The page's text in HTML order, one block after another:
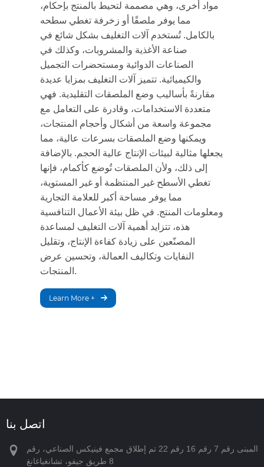
مواد أخرى، وهي مصممة لتحيط بالمنتج بإحكام،
مما يوفر ملصقًا أو زخرفة تغطي سطحه
بالكامل. تُستخدم آلات التغليف بشكل شائع في
صناعة الأغذية والمشروبات، وكذلك في
الصناعات الدوائية ومستحضرات التجميل
والكيميائية. تتميز آلات التغليف بمزايا عديدة
مقارنةً بأساليب وضع الملصقات التقليدية. فهي
متعددة الاستخدامات، وقادرة على التعامل مع
مجموعة واسعة من أشكال وأحجام المنتجات،
ويمكنها وضع الملصقات بسرعات عالية، مما
يجعلها مثالية لبيئات الإنتاج عالية الحجم. بالإضافة
إلى ذلك، ولأن الملصقات تُوضع كأكمام، فإنها
تغطي الأسطح غير المنتظمة أو غير المستوية،
مما يوفر مساحة أكبر للعلامة التجارية
ومعلومات المنتج. في ظل بيئة الأعمال التنافسية
هذه، تتزايد أهمية آلات التغليف لمساعدة
المصنّعين على زيادة كفاءة الإنتاج، وتقليل
النفايات وتكاليف العمالة، وتحسين عرض
المنتجات.
Learn More +
اتصل بنا
المبنى رقم 7 رقم 16 رقم 22 تم إطلاق مجمع فينيكس الصناعي، رقم
8 طريق جيفو، تشانغياغانغ